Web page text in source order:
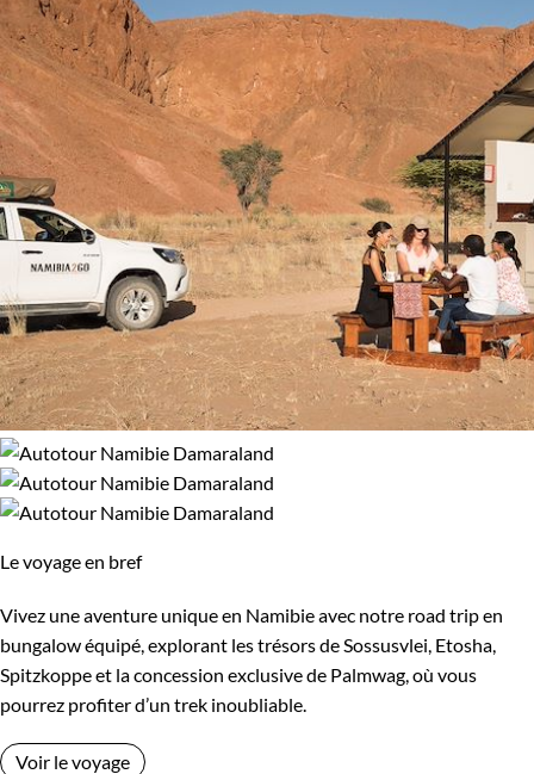
aux origines et un regard émerveillé sur notre planète.
Guide de voyage Désert du Namib
Safari
Budget
De 2 000 à 3 000 $CAD
Plus de 3 000 $CAD
Âge des enfants
Les 2/5 ans Les 6/9 ans
Les 10/13 ans Les 14/16 ans
Supérieur
Le voyage en bref
Vivez une aventure unique en Namibie avec notre road trip en
bungalow équipé, explorant les trésors de Sossusvlei, Etosha,
Spitzkoppe et la concession exclusive de Palmwag, où vous
pourrez profiter d’un trek inoubliable.
Voir le voyage